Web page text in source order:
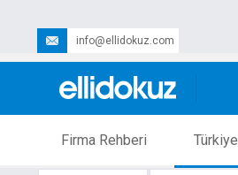
info@ellidokuz.com
Firma Rehberi Türkiye